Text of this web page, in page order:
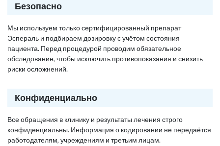
Безопасно
Мы используем только сертифицированный препарат
Эспераль и подбираем дозировку с учётом состояния
пациента. Перед процедурой проводим обязательное
обследование, чтобы исключить противопоказания и снизить
риски осложнений.
Конфиденциально
Все обращения в клинику и результаты лечения строго
конфиденциальны. Информация о кодировании не передаётся
работодателям, учреждениям и третьим лицам.